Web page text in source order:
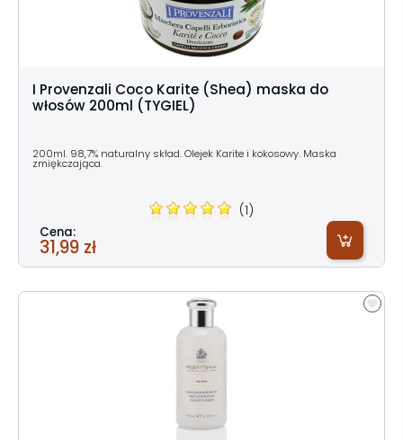
I Provenzali Coco Karite (Shea) maska do
włosów 200ml (TYGIEL)
200ml. 98,7% naturalny skład. Olejek Karite i kokosowy. Maska
zmiękczająca.
(1)
Cena:
31,99 zł